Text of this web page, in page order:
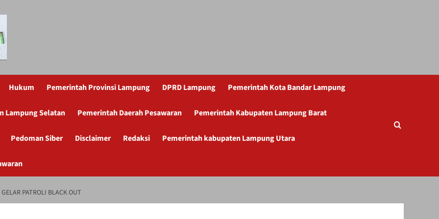
Hukum Pemerintah Provinsi Lampung DPRD Lampung Pemerintah Kota Bandar Lampung
Lampung Selatan Pemerintah Daerah Pesawaran Pemerintah Kabupaten Lampung Barat
Pedoman Siber Disclaimer Redaksi Pemerintah kabupaten Lampung Utara
PATROLI BLACK OUT